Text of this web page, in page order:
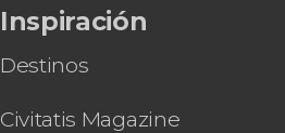
Inspiración
Destinos
Civitatis Magazine